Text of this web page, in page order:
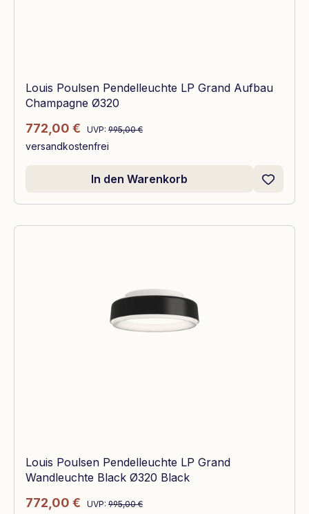
Louis Poulsen Pendelleuchte LP Grand Aufbau
Champagne Ø320
Verkaufspreis:
772,00 € Regulärer Preis:
UVP: 995,00 €
versandkostenfrei
In den Warenkorb
Louis Poulsen Pendelleuchte LP Grand
Wandleuchte Black Ø320 Black
Verkaufspreis:
772,00 € Regulärer Preis:
UVP: 995,00 €